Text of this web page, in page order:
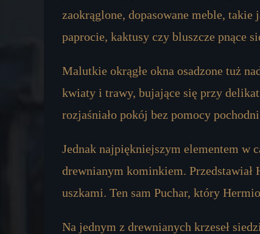
zaokrąglone, dopasowane meble,
paprocie, kaktusy czy bluszcze pnące
Malutkie okrągłe okna osadzone tuż
kwiaty i trawy, bujające się przy
rozjaśniało pokój bez pomocy
Jednak najpiękniejszym elementem w
drewnianym kominkiem.
uszkami. Ten sam Puchar, który
Na jednym z drewnianych krzeseł